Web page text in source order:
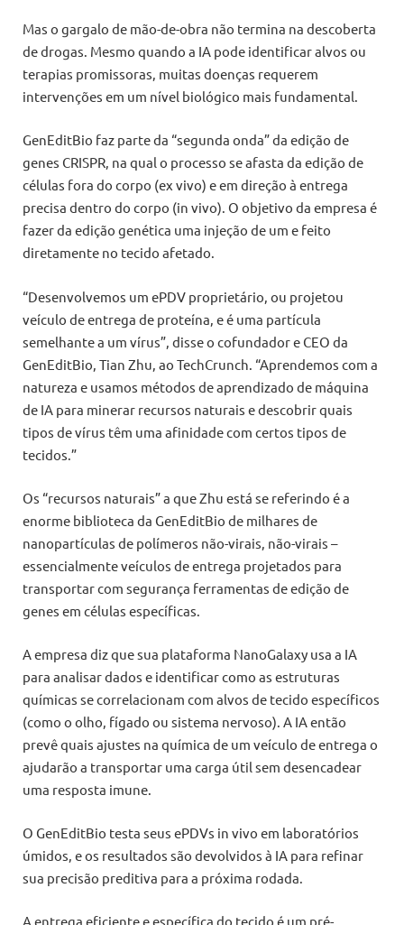
Mas o gargalo de mão-de-obra não termina na descoberta
de drogas. Mesmo quando a IA pode identificar alvos ou
terapias promissoras, muitas doenças requerem
intervenções em um nível biológico mais fundamental.
GenEditBio faz parte da “segunda onda” da edição de
genes CRISPR, na qual o processo se afasta da edição de
células fora do corpo (ex vivo) e em direção à entrega
precisa dentro do corpo (in vivo). O objetivo da empresa é
fazer da edição genética uma injeção de um e feito
diretamente no tecido afetado.
“Desenvolvemos um ePDV proprietário, ou projetou
veículo de entrega de proteína, e é uma partícula
semelhante a um vírus”, disse o cofundador e CEO da
GenEditBio, Tian Zhu, ao TechCrunch. “Aprendemos com a
natureza e usamos métodos de aprendizado de máquina
de IA para minerar recursos naturais e descobrir quais
tipos de vírus têm uma afinidade com certos tipos de
tecidos.”
Os “recursos naturais” a que Zhu está se referindo é a
enorme biblioteca da GenEditBio de milhares de
nanopartículas de polímeros não-virais, não-virais –
essencialmente veículos de entrega projetados para
transportar com segurança ferramentas de edição de
genes em células específicas.
A empresa diz que sua plataforma NanoGalaxy usa a IA
para analisar dados e identificar como as estruturas
químicas se correlacionam com alvos de tecido específicos
(como o olho, fígado ou sistema nervoso). A IA então
prevê quais ajustes na química de um veículo de entrega o
ajudarão a transportar uma carga útil sem desencadear
uma resposta imune.
O GenEditBio testa seus ePDVs in vivo em laboratórios
úmidos, e os resultados são devolvidos à IA para refinar
sua precisão preditiva para a próxima rodada.
A entrega eficiente e específica do tecido é um pré-